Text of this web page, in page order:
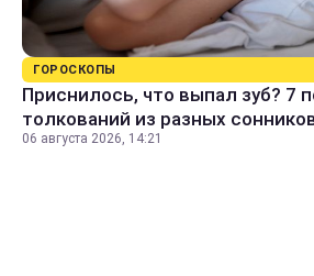
ГОРОСКОПЫ
Приснилось, что выпал зуб? 7
толкований из разных
06 августа 2026, 14:21